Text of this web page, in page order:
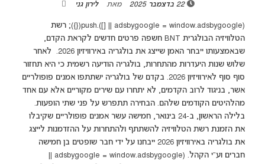
22 בדצמבר 2025 מאת לירון גני
(adsbygoogle = window.adsbygoogle || []).push({}); רשת
הטלוויזיה הבולגרית BNT חשפה פרטים חדשים לקראת הקדם,
שבאמצעותו ייבחר האמן שייצג את בולגריה באירוויזיון 2026. לאחר
שלוש שנות היעדרות מהתחרות, בולגריה הודיעה רשמית כי היא תחזור
סוף סוף לאירוויזיון 2026. בקדם של בולגריה ישתתפו אמנים פופולריים
אשר, בניגוד לרוב הקדמים, לא יתחרו עם שירים מקוריים אלא עם אחד
מהלהיטים הקודמים שלהם. הבחירה תתפרש על פני שתי הופעות.
בלילה הראשון, ב-24 בינואר, חמישה עשר אמנים פופולריים שקיבלו
את הזמנת רשת הטלוויזיה להשתתף ולהתחרות על ההזדמנות לייצג
את בולגריה באירוויזיון 2026 ייבחנו על ידי חבר שופטים בן חמישה